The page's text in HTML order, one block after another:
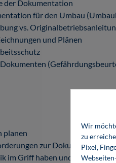
der Dokumentation
für den Umbau
vs.
und Plänen
planen
zur
im Griff haben und auch in
Wir
zu
Pixel,